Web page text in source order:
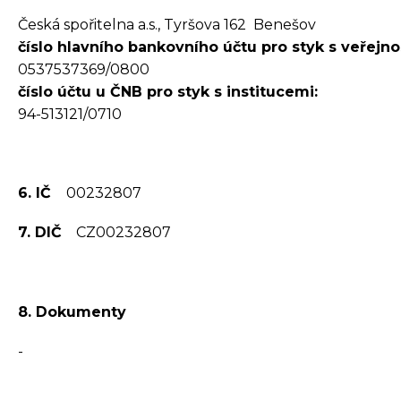
Česká spořitelna a.s., Tyršova 162 Benešov
číslo hlavního bankovního účtu pro styk s
0537537369/0800
číslo účtu u ČNB pro styk s institucemi:
94-513121/0710
6. IČ 00232807
7. DIČ CZ00232807
8. Dokumenty
-